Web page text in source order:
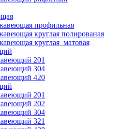
профильная
круглая полированая
круглая матовая
201
304
420
201
202
304
321